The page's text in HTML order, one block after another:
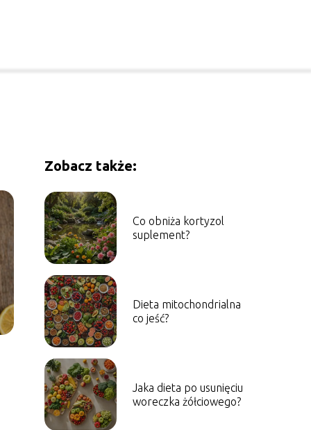
Zobacz także:
Co obniża kortyzol
suplement?
Dieta mitochondrialna
co jeść?
Jaka dieta po usunięciu
woreczka żółciowego?